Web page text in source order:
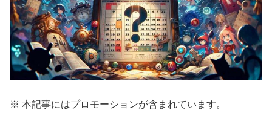
※ 本記事にはプロモーションが含まれています。